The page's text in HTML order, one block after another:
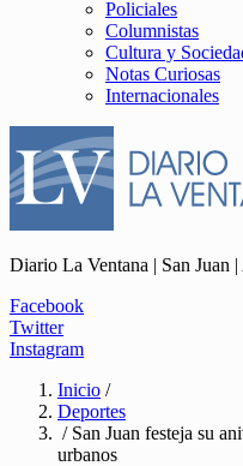
Policiales
Columnistas
Cultura y
Notas Curiosas
Internacionales
Diario La Ventana | San Juan
Facebook
Twitter
Instagram
Inicio /
Deportes
/ San Juan festeja su
urbanos